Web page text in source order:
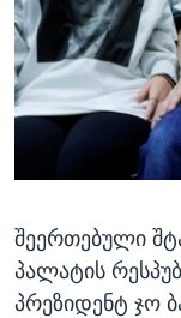
ᲡᲢᲣᲓᲘᲐ
ᲔᲙᲝᲜᲝᲛᲘᲙᲐ
ᲯᲐᲜᲛᲠᲗᲔᲚᲝᲑᲐ
ᲛᲔᲪᲜᲘᲔᲠᲔᲑᲐ
ᲒᲐᲚᲘᲚᲔᲝ
ᲓᲔᲖᲘᲜᲤᲝᲠᲛᲐᲪᲘᲐ
Learning English
ᲗᲕᲐᲚᲘ ᲒᲕᲐᲓᲔᲕᲜᲔᲗ
შეერთებული
პალატის
პრეზიდენტ ჯო